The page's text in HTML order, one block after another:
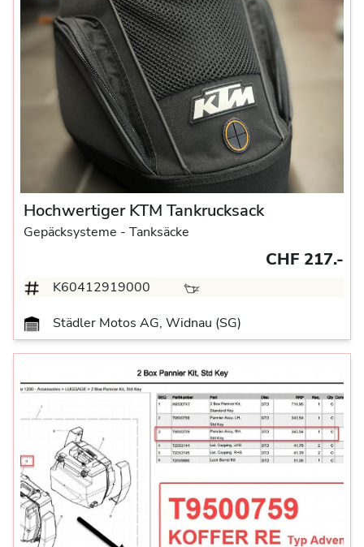
Hochwertiger KTM Tankrucksack
Gepäcksysteme - Tanksäcke
CHF 217.-
K60412919000
Städler Motos AG, Widnau (SG)